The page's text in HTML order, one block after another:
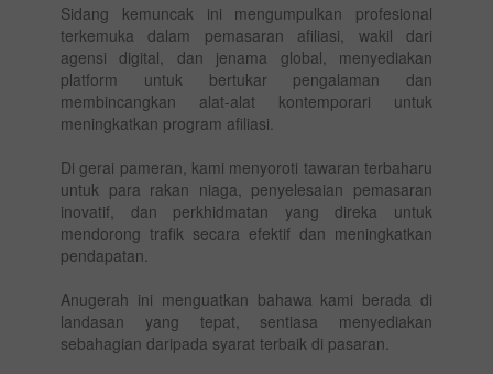
Sidang kemuncak ini mengumpulkan profesional
terkemuka dalam pemasaran afiliasi, wakil dari
agensi digital, dan jenama global, menyediakan
platform untuk bertukar pengalaman dan
membincangkan alat-alat kontemporari untuk
meningkatkan program afiliasi.
Di gerai pameran, kami menyoroti tawaran terbaharu
untuk para rakan niaga, penyelesaian pemasaran
inovatif, dan perkhidmatan yang direka untuk
mendorong trafik secara efektif dan meningkatkan
pendapatan.
Anugerah ini menguatkan bahawa kami berada di
landasan yang tepat, sentiasa menyediakan
sebahagian daripada syarat terbaik di pasaran.